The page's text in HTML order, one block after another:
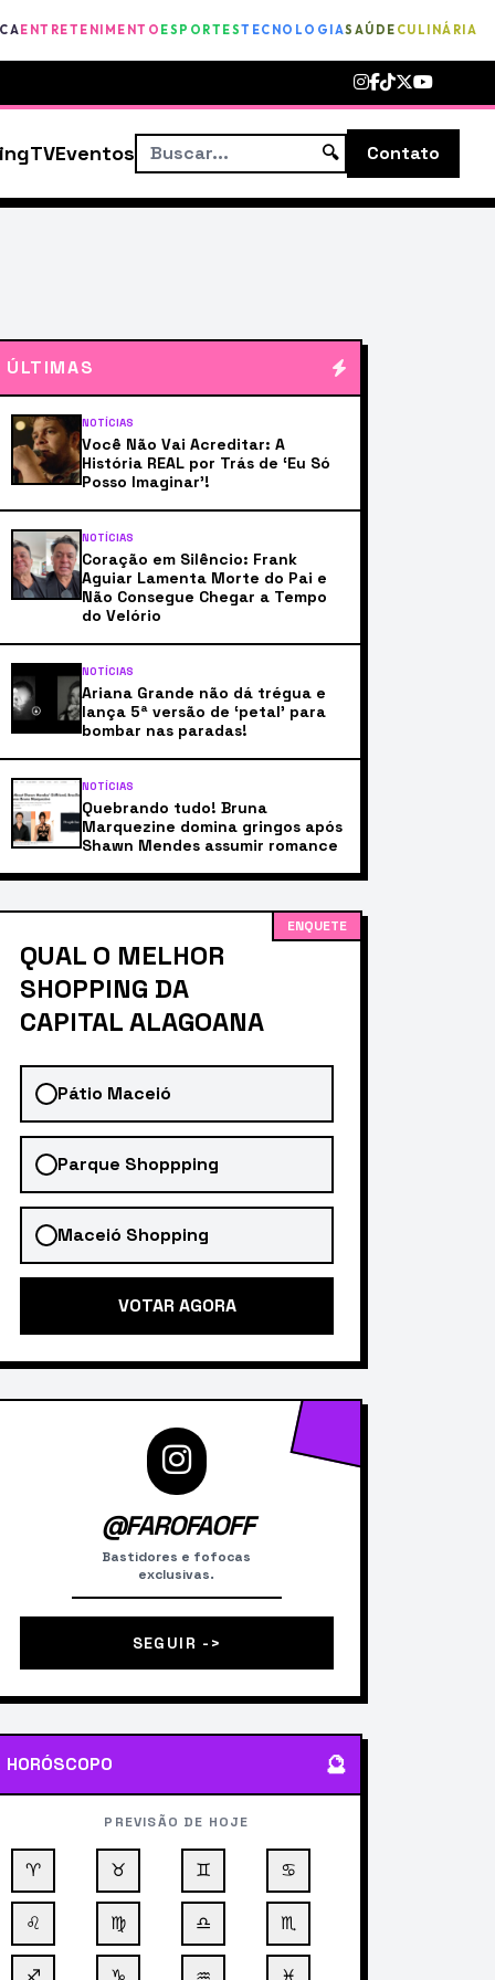
ENTRETENIMENTO ESPORTESTECNOLOGIASAÚDE CULINÁRIA
TVEventos 🔍 Contato
ÚLTIMAS
NOTÍCIAS
Você Não Vai Acreditar: A
História REAL por Trás de ‘Eu Só
Posso Imaginar’!
NOTÍCIAS
Coração em Silêncio: Frank
Aguiar Lamenta Morte do Pai e
Não Consegue Chegar a Tempo
do Velório
NOTÍCIAS
Ariana Grande não dá trégua e
lança 5ª versão de ‘petal’ para
bombar nas paradas!
NOTÍCIAS
Quebrando tudo! Bruna
Marquezine domina gringos após
Shawn Mendes assumir romance
ENQUETE
QUAL O MELHOR
SHOPPING DA
CAPITAL ALAGOANA
Pátio Maceió
Parque Shoppping
Maceió Shopping
VOTAR AGORA
@FAROFAOFF
Bastidores e fofocas
exclusivas.
SEGUIR ->
HORÓSCOPO 🔮
PREVISÃO DE HOJE
♈ ♉ ♊ ♋
♌ ♍ ♎ ♏